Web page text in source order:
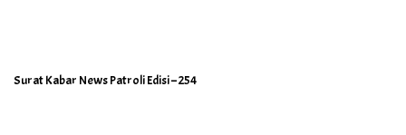
Surat Kabar News Patroli Edisi – 254